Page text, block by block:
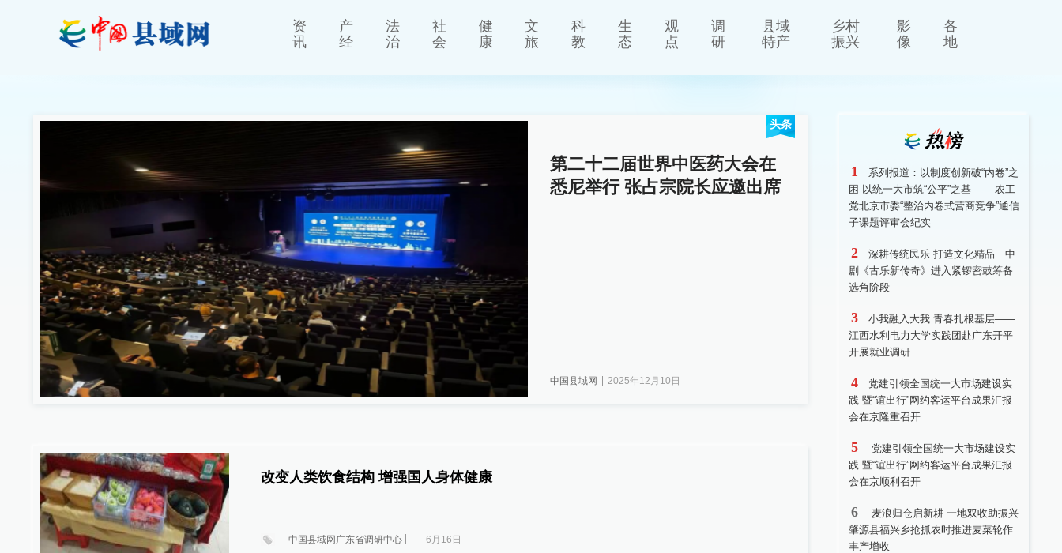
资
讯
产
经
法
治
社
会
健
康
文
旅
科
教
生
态
观
点
调
研
县域
特产
乡村
振兴
影
像
各
地
头条
第二十二届世界中医药大会在
悉尼举行 张占宗院长应邀出席
中国县域网 2025年12月10日
改变人类饮食结构 增强国人身体健康
中国县域网广东省调研中心 6月16日
1
系列报道：以制度创新破“内卷”之
困 以统一大市筑“公平”之基 ——农工
党北京市委“整治内卷式营商竞争”通信
子课题评审会纪实
2
深耕传统民乐 打造文化精品｜中
剧《古乐新传奇》进入紧锣密鼓筹备
选角阶段
3
小我融入大我 青春扎根基层——
江西水利电力大学实践团赴广东开平
开展就业调研
4
党建引领全国统一大市场建设实
践 暨“谊出行”网约客运平台成果汇报
会在京隆重召开
5
党建引领全国统一大市场建设实
践 暨“谊出行”网约客运平台成果汇报
会在京顺利召开
6
麦浪归仓启新耕 一地双收助振兴
肇源县福兴乡抢抓农时推进麦菜轮作
丰产增收